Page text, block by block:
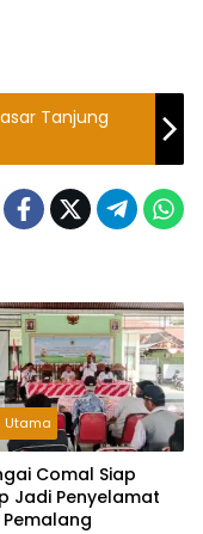
Tanjung
Utama
Comal Siap
Jadi Penyelamat
Pemalang